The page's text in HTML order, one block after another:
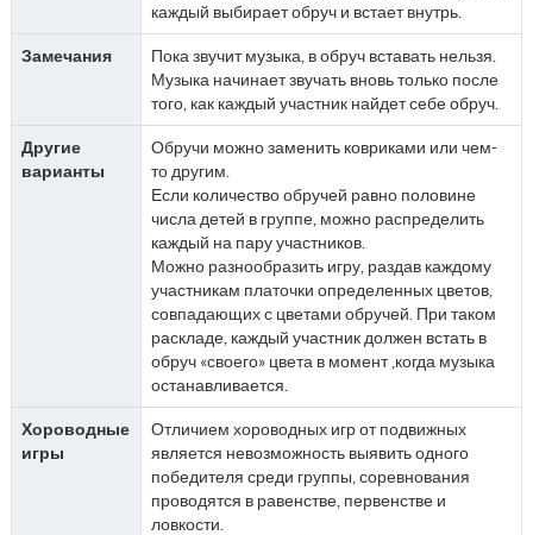
каждый выбирает обруч и встает внутрь.
Замечания
Пока звучит музыка, в обруч вставать нельзя.
Музыка начинает звучать вновь только после
того, как каждый участник найдет себе обруч.
Другие
варианты
Обручи можно заменить ковриками или чем-
то другим.
Если количество обручей равно половине
числа детей в группе, можно распределить
каждый на пару участников.
Можно разнообразить игру, раздав каждому
участникам платочки определенных цветов,
совпадающих с цветами обручей. При таком
раскладе, каждый участник должен встать в
обруч «своего» цвета в момент ,когда музыка
останавливается.
Хороводные
игры
Отличием хороводных игр от подвижных
является невозможность выявить одного
победителя среди группы, соревнования
проводятся в равенстве, первенстве и
ловкости.